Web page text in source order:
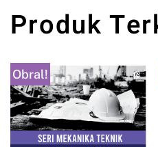
Produk
Obral!